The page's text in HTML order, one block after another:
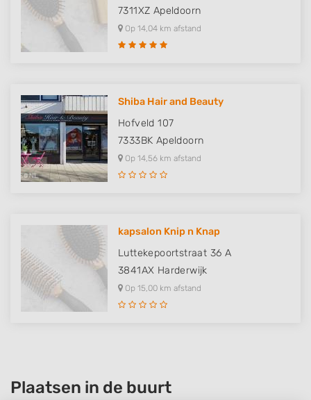
7311XZ Apeldoorn
Op 14,04 km afstand
Shiba Hair and Beauty
Hofveld 107
7333BK Apeldoorn
Op 14,56 km afstand
kapsalon Knip n Knap
Luttekepoortstraat 36 A
3841AX Harderwijk
Op 15,00 km afstand
Plaatsen in de buurt